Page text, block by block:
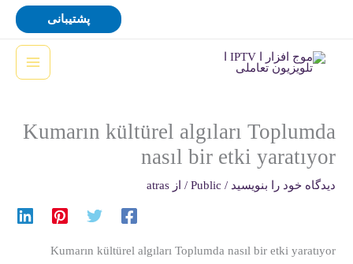
پشتیبانی
Kumarın kültürel algıları Toplumda
nasıl bir etki yaratıyor
دیدگاه‌ خود را بنویسید /
Public / از atras
Kumarın kültürel algıları Toplumda nasıl bir etki yaratıyor